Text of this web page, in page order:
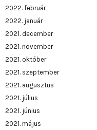
2022. február
2022. január
2021. december
2021. november
2021. október
2021. szeptember
2021. augusztus
2021. július
2021. június
2021. május